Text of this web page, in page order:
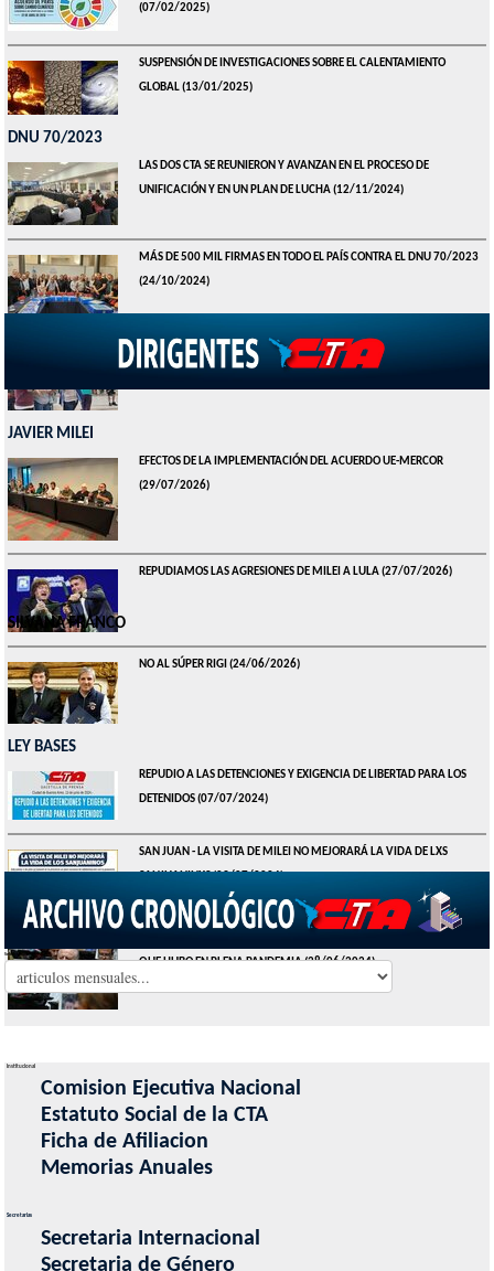
(07/02/2025)
SUSPENSIÓN DE INVESTIGACIONES SOBRE EL CALENTAMIENTO
GLOBAL(13/01/2025)
DNU 70/2023
LAS DOS CTA SE REUNIERON Y AVANZAN EN EL PROCESO DE
UNIFICACIÓN Y EN UN PLAN DE LUCHA(12/11/2024)
MÁS DE 500 MIL FIRMAS EN TODO EL PAÍS CONTRA EL DNU 70/2023
(24/10/2024)
JORNADA NACIONAL POR LA ANULACIÓN DEL DNU 70/2023
JAVIER MILEI
EFECTOS DE LA IMPLEMENTACIÓN DEL ACUERDO UE-MERCOR
(29/07/2026)
REPUDIAMOS LAS AGRESIONES DE MILEI A LULA(27/07/2026)
NO AL SÚPER RIGI(24/06/2026)
LEY BASES
REPUDIO A LAS DETENCIONES Y EXIGENCIA DE LIBERTAD PARA LOS
DETENIDOS(07/07/2024)
SAN JUAN - LA VISITA DE MILEI NO MEJORARÁ LA VIDA DE LXS
QUE HUBO EN PLENA PANDEMIA(28/06/2024)
SILVANA FRANCO
Seleccionar Mes
Institucional
Comision Ejecutiva Nacional
Estatuto Social de la CTA
Ficha de Afiliacion
Memorias Anuales
Secretarias
Secretaria Internacional
Secretaria de Género